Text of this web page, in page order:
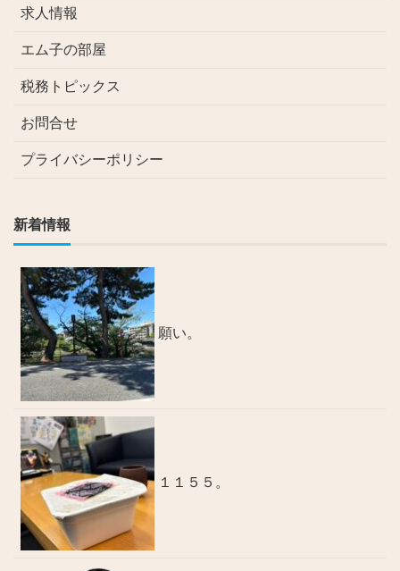
求人情報
エム子の部屋
税務トピックス
お問合せ
プライバシーポリシー
新着情報
願い。
１１５５。